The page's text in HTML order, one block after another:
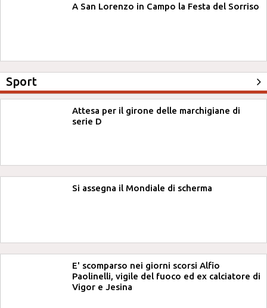
A San Lorenzo in Campo la Festa del Sorriso
Sport
Attesa per il girone delle marchigiane di
serie D
Si assegna il Mondiale di scherma
E' scomparso nei giorni scorsi Alfio
Paolinelli, vigile del fuoco ed ex calciatore di
Vigor e Jesina